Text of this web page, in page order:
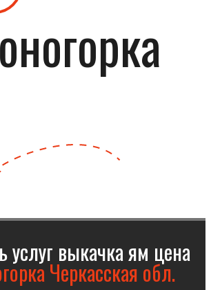
услуг выкачка ям цена
Черкасская обл.